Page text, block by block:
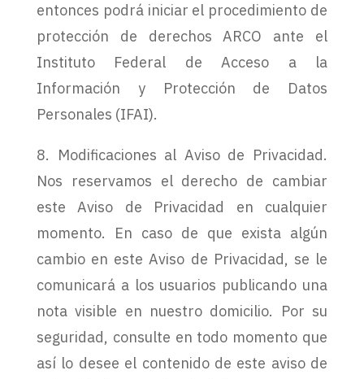
entonces podrá iniciar el procedimiento de
protección de derechos ARCO ante el
Instituto Federal de Acceso a la
Información y Protección de Datos
Personales (IFAI).
8. Modificaciones al Aviso de Privacidad.
Nos reservamos el derecho de cambiar
este Aviso de Privacidad en cualquier
momento. En caso de que exista algún
cambio en este Aviso de Privacidad, se le
comunicará a los usuarios publicando una
nota visible en nuestro domicilio. Por su
seguridad, consulte en todo momento que
así lo desee el contenido de este aviso de